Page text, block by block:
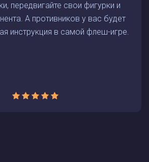
передвигайте свои фигурки и
А противников у вас будет
инструкция в самой флеш-игре.